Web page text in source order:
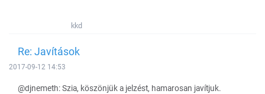
kkd
Re: Javítások
2017-09-12 14:53
@djnemeth: Szia, köszönjük a jelzést, hamarosan javítjuk.